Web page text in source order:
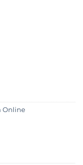
Online